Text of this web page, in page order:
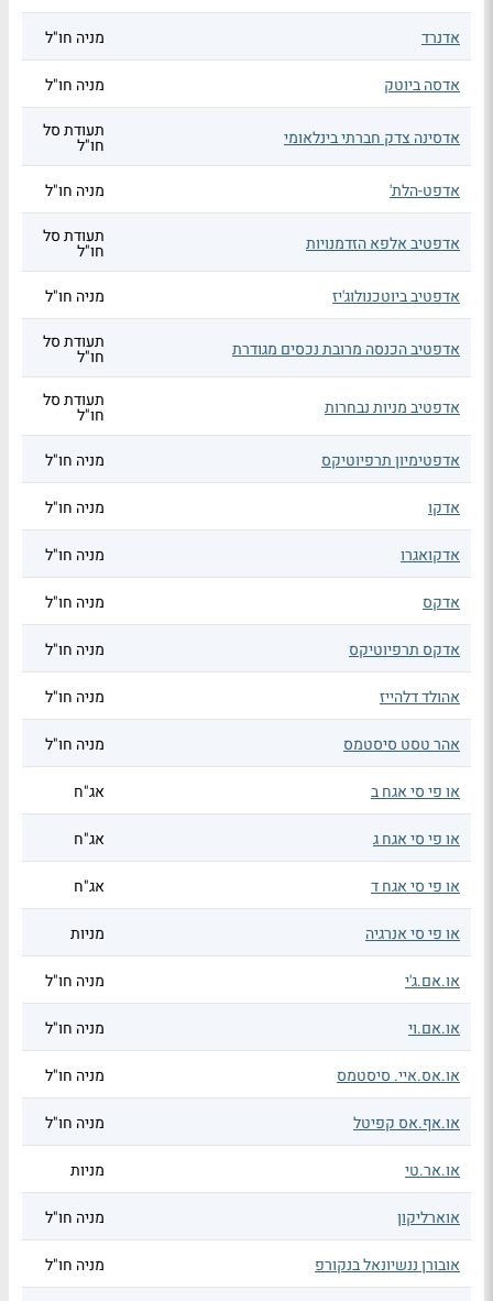
אדנרד מניה חו"ל
אדסה ביוטק מניה חו"ל
אדסינה צדק חברתי בינלאומי תעודת סל
חו"ל
אדפט-הלת'
מניה חו"ל
אדפטיב אלפא הזדמנויות תעודת סל
חו"ל
אדפטיב ביוטכנולוג'יז
מניה חו"ל
אדפטיב הכנסה מרובת נכסים מגודרת תעודת סל
חו"ל
אדפטיב מניות נבחרות תעודת סל
חו"ל
אדפטימיון תרפיוטיקס
מניה חו"ל
אדקו מניה חו"ל
אדקואגרו מניה חו"ל
אדקס מניה חו"ל
אדקס תרפיוטיקס מניה חו"ל
אהולד דלהייז מניה חו"ל
אהר טסט סיסטמס מניה חו"ל
או פי סי אגח ב אג"ח
או פי סי אגח ג אג"ח
או פי סי אגח ד אג"ח
או פי סי אנרגיה מניות
או.אם.ג'י מניה חו"ל
או.אם.וי מניה חו"ל
או.אס.איי. סיסטמס מניה חו"ל
או.אף.אס קפיטל מניה חו"ל
או.אר.טי מניות
אוארליקון מניה חו"ל
אובורן ננשיונאל בנקורפ מניה חו"ל